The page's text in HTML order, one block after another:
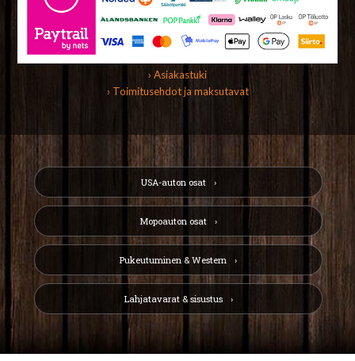
› Asiakastuki
› Toimitusehdot ja maksutavat
USA-auton osat
Mopoauton osat
Pukeutuminen & Western
Lahjatavarat & sisustus